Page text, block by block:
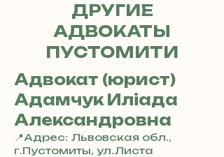
ДРУГИЕ
АДВОКАТЫ
ПУСТОМИТИ
Адвокат (юрист)
Адамчук Иліада
Александровна
📍Адрес: Львовская обл.,
г.Пустомиты, ул.Листа